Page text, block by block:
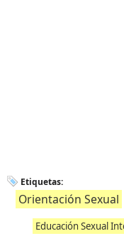
Etiquetas:
Orientación Sexual
Educación Sexual